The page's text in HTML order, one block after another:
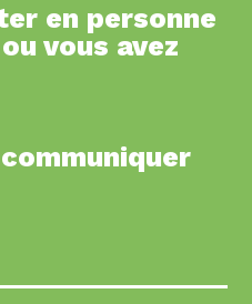
en personne
vous avez